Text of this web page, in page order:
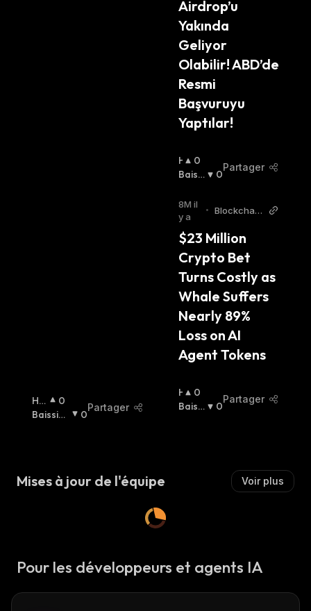
Ha
Uss
0
Baissier
0
Partager
Airdrop’u
Yakında
Geliyor
Olabilir! ABD’de
Resmi
Başvuruyu
Yaptılar!
H
A
S
S
E
R
:
0
Baissi
0
Partager
8M il
y a
•
Blockchain
$23 Million
Crypto Bet
Turns Costly as
Whale Suffers
Nearly 89%
Loss on AI
Agent Tokens
H
A
0
Baissi
0
Partager
Mises à jour de l'équipe Voir plus
Pour les développeurs et agents IA